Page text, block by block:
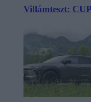
Villámteszt: